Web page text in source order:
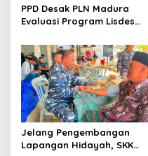
PPD Desak PLN Madura
Evaluasi Program Lisdes
Jelang Pengembangan
Lapangan Hidayah, SKK